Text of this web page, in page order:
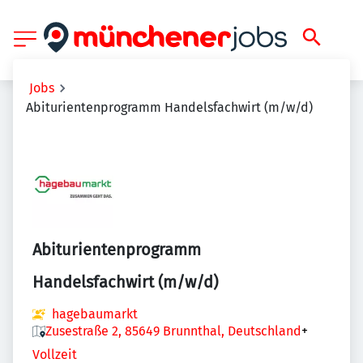
Jobs
Abiturientenprogramm Handelsfachwirt (m/w/d)
Abiturientenprogramm
Handelsfachwirt (m/w/d)
hagebaumarkt
Zusestraße 2, 85649 Brunnthal, Deutschland+
Vollzeit